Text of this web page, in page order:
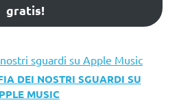
gratis!
DEI NOSTRI SGUARDI SU
MUSIC